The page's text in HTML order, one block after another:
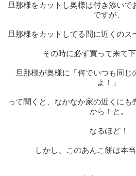
旦那様をカットし奥様は付き添いで
ですが、
旦那様をカットしてる間に近くのス
その時に必ず買って来て下
旦那様が奥様に「何でいつも同じ
よ！」
って聞くと、なかなか家の近くにも
から！と。
なるほど！
しかし、このあんこ餅は本